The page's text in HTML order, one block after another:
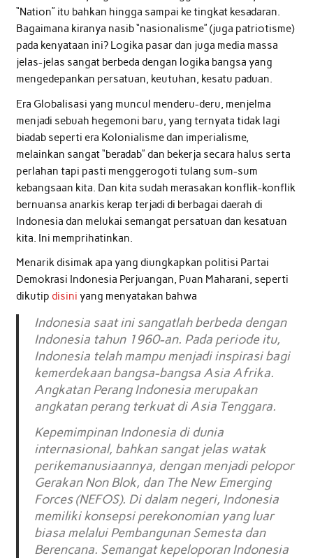
“Nation” itu bahkan hingga sampai ke tingkat kesadaran.
Bagaimana kiranya nasib “nasionalisme” (juga patriotisme)
pada kenyataan ini? Logika pasar dan juga media massa
jelas-jelas sangat berbeda dengan logika bangsa yang
mengedepankan persatuan, keutuhan, kesatu paduan.
Era Globalisasi yang muncul menderu-deru, menjelma
menjadi sebuah hegemoni baru, yang ternyata tidak lagi
biadab seperti era Kolonialisme dan imperialisme,
melainkan sangat “beradab” dan bekerja secara halus serta
perlahan tapi pasti menggerogoti tulang sum-sum
kebangsaan kita. Dan kita sudah merasakan konflik-konflik
bernuansa anarkis kerap terjadi di berbagai daerah di
Indonesia dan melukai semangat persatuan dan kesatuan
kita. Ini memprihatinkan.
Menarik disimak apa yang diungkapkan politisi Partai
Demokrasi Indonesia Perjuangan, Puan Maharani, seperti
dikutip disini yang menyatakan bahwa
Indonesia saat ini sangatlah berbeda dengan
Indonesia tahun 1960-an. Pada periode itu,
Indonesia telah mampu menjadi inspirasi bagi
kemerdekaan bangsa-bangsa Asia Afrika.
Angkatan Perang Indonesia merupakan
angkatan perang terkuat di Asia Tenggara.
Kepemimpinan Indonesia di dunia
internasional, bahkan sangat jelas watak
perikemanusiaannya, dengan menjadi pelopor
Gerakan Non Blok, dan The New Emerging
Forces (NEFOS). Di dalam negeri, Indonesia
memiliki konsepsi perekonomian yang luar
biasa melalui Pembangunan Semesta dan
Berencana. Semangat kepeloporan Indonesia